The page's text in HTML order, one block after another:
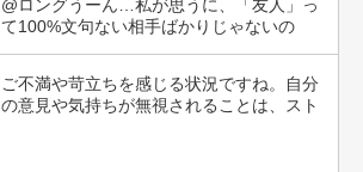
@ロングうーん…私が思うに、「友人」っ
て100%文句ない相手ばかりじゃないの
ご不満や苛立ちを感じる状況ですね。自分
の意見や気持ちが無視されることは、スト